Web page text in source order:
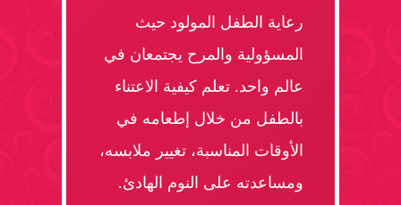
رعاية الطفل المولود حيث
المسؤولية والمرح يجتمعان في
عالم واحد. تعلم كيفية الاعتناء
بالطفل من خلال إطعامه في
الأوقات المناسبة، تغيير ملابسه،
ومساعدته على النوم الهادئ.